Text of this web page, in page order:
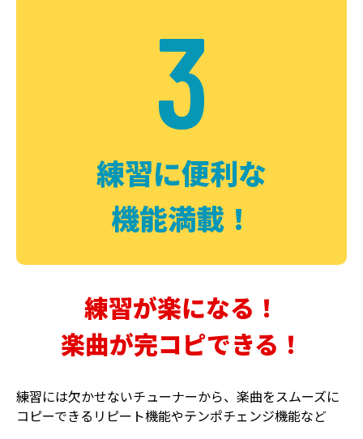
DELAY PHASER
3
練習に便利な
機能満載！
練習が楽になる！
楽曲が完コピできる！
練習には欠かせないチューナーから、楽曲をスムーズに
コピーできるリピート機能やテンポチェンジ機能など